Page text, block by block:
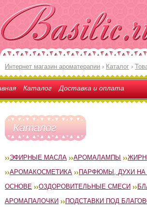
Интернет магазин ароматерапии › Каталог ›
Каталог Доставка и оплата
Каталог
ЭФИРНЫЕ МАСЛА АРОМАЛАМПЫ
АРОМАКОСМЕТИКА
ПАРФЮМЫ, ДУХИ НА
ОСНОВЕ
ОЗДОРОВИТЕЛЬНЫЕ СМЕСИ
АРОМАПАЛОЧКИ
ПОДСТАВКИ ПОД